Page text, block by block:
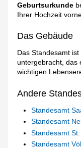
Geburtsurkunde
Ihrer Hochzeit
Das Gebäude
Das Standesamt
untergebracht, das
wichtigen
Andere
Standesamt
Standesamt
Standesamt
Standesamt